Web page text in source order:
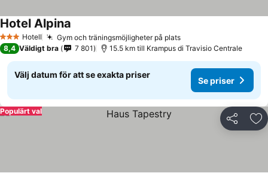
3 StjärnorHotell Gym och träningsmöjligheter på platsSe priser
Hotel Alpina
8,4 Väldigt bra 7 801 15.5 km till Krampus di Travisio Centrale
Välj datum för att se exakta priser
Se priser
Dela
Populärt val